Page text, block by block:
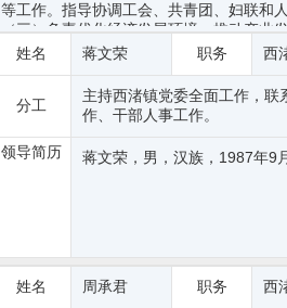
等工作。指导协调工会、共青团、妇联和
（三）负责优化经济发展环境，推动产
调。负责科技、安全生产和生态环境保护
导村民自治和社区建设工作。
（五）负责规划管理、建设工作。做好动
代农业、农村改革和新农村建设。
（六）负责社会事业工作。探索创新基层
资源和社会保障、医疗保障、民政、残
台数据共享、互联互通、协调联动。
（十）承办市委、市政府交办的其他事项
姓名 蒋文荣 职务 西
分工
主持西渚镇党委全面工作，
作、干部人事工作。
领导简历 蒋文荣，男，汉族，1987年9
姓名 周承君 职务 西